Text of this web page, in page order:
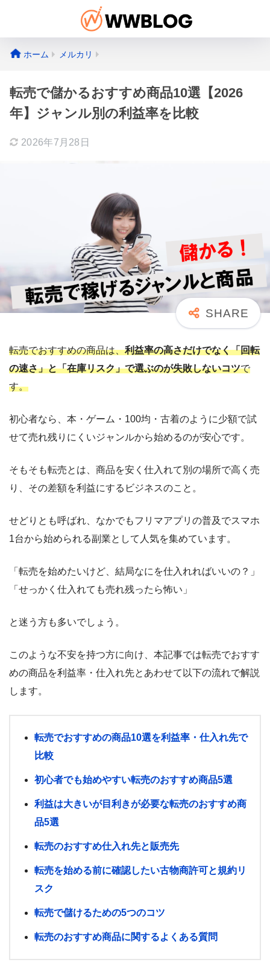
ホーム メルカリ
転売で儲かるおすすめ商品10選【2026
年】ジャンル別の利益率を比較
2026年7月28日
転売でおすすめの商品は、利益率の高さだけでなく「回転
の速さ」と「在庫リスク」で選ぶのが失敗しないコツで
す。
初心者なら、本・ゲーム・100均・古着のように少額で試
せて売れ残りにくいジャンルから始めるのが安心です。
そもそも転売とは、商品を安く仕入れて別の場所で高く売
り、その差額を利益にするビジネスのこと。
せどりとも呼ばれ、なかでもフリマアプリの普及でスマホ
1台から始められる副業として人気を集めています。
「転売を始めたいけど、結局なにを仕入れればいいの？」
「せっかく仕入れても売れ残ったら怖い」
と迷う方も多いでしょう。
このような不安を持つ方に向け、本記事では転売でおすす
めの商品を利益率・仕入れ先とあわせて以下の流れで解説
します。
転売でおすすめの商品10選を利益率・仕入れ先で
比較
初心者でも始めやすい転売のおすすめ商品5選
利益は大きいが目利きが必要な転売のおすすめ商
品5選
転売のおすすめ仕入れ先と販売先
転売を始める前に確認したい古物商許可と規約リ
スク
転売で儲けるための5つのコツ
転売のおすすめ商品に関するよくある質問